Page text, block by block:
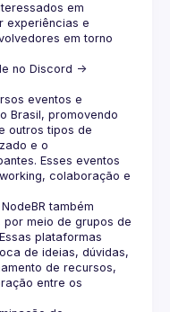
em
experiências e
em torno
no Discord ->
eventos e
Brasil, promovendo
outros tipos de
e o
Esses eventos
colaboração e
também
por meio de grupos de
plataformas
de ideias, dúvidas,
de recursos,
entre os